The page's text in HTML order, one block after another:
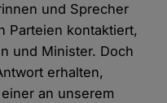
und Sprecher
Parteien kontaktiert,
und Minister. Doch
erhalten,
an unserem